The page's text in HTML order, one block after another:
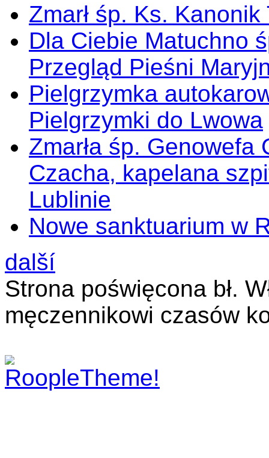
Zmarł śp. Ks.
Dla Ciebie Matuchno
Przegląd Pieśni
Pielgrzymka
Pielgrzymki do Lwowa
Zmarła śp.
Czacha, kapelana
Lublinie
Nowe sanktuarium w
další
Strona poświęcona bł.
męczennikowi czasów